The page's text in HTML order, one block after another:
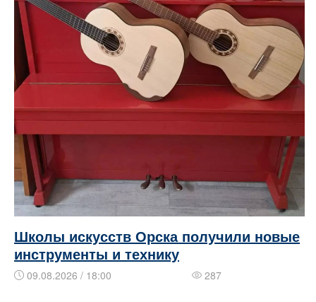
Школы искусств Орска получили новые
инструменты и технику
09.08.2026 / 18:00 287